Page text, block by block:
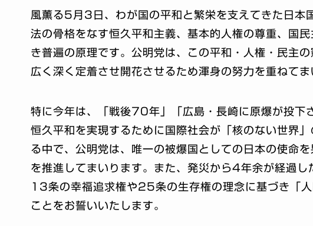
風薫る5月3日、わが国の平和と繁栄を支えてきた日
法の骨格をなす恒久平和主義、基本的人権の尊重、国
き普遍の原理です。公明党は、この平和・人権・民主
広く深く定着させ開花させるため渾身の努力を重ねてま
特に今年は、「戦後70年」「広島・長崎に原爆が投下
恒久平和を実現するために国際社会が「核のない世界
る中で、公明党は、唯一の被爆国としての日本の使命
を推進してまいります。また、発災から4年余が経過
13条の幸福追求権や25条の生存権の理念に基づき「
ことをお誓いいたします。